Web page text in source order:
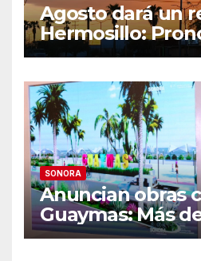
Agosto dará un
Hermosillo:
semana lluviosa
SONORA
Anuncian obras
Guaymas: Más
viviendas,